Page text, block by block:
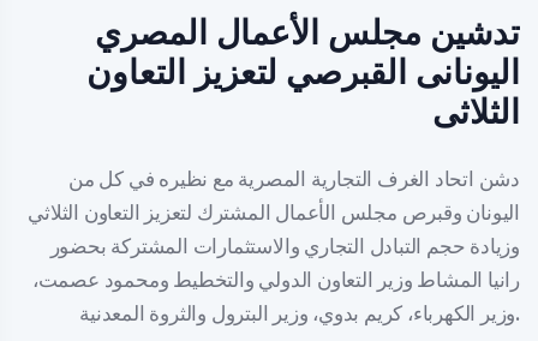
تدشين مجلس الأعمال المصري
اليونانى القبرصي لتعزيز التعاون
الثلاثى
دشن اتحاد الغرف التجارية المصرية مع نظيره في كل من
اليونان وقبرص مجلس الأعمال المشترك لتعزيز التعاون الثلاثي
وزيادة حجم التبادل التجاري والاستثمارات المشتركة بحضور
رانيا المشاط وزير التعاون الدولي والتخطيط ومحمود عصمت،
وزير الكهرباء، كريم بدوي، وزير البترول والثروة المعدنية.